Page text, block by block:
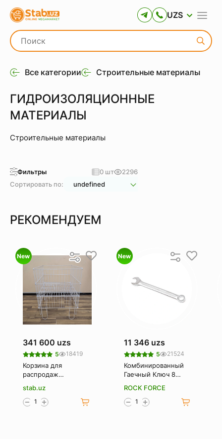
UZS
Все категории Строительные материалы
ГИДРОИЗОЛЯЦИОННЫЕ
МАТЕРИАЛЫ
Строительные материалы
Фильтры 0 шт
2296
Сортировать по:
undefined
РЕКОМЕНДУЕМ
New
341 600 uzs
5 18419
Корзина для
распродаж
накопитель)
stab.uz
New
11 346 uzs
5 21524
Комбинированный
Гаечный Ключ 8
75508
ROCK FORCE